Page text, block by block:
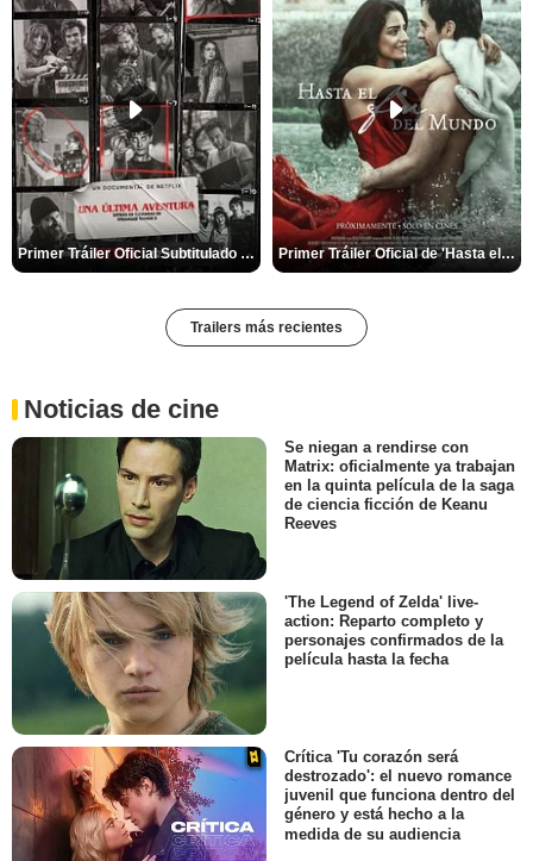
Primer Tráiler Oficial Subtitulado de 'Una última aventura: Detrás de cámaras de Stranger Things 5' Primer Tráiler Oficial de 'Hasta el fin del mundo'
Trailers más recientes
Noticias de cine
Se niegan a rendirse con
Matrix: oficialmente ya trabajan
en la quinta película de la saga
de ciencia ficción de Keanu
Reeves
'The Legend of Zelda' live-
action: Reparto completo y
personajes confirmados de la
película hasta la fecha
Crítica 'Tu corazón será
destrozado': el nuevo romance
juvenil que funciona dentro del
género y está hecho a la
medida de su audiencia